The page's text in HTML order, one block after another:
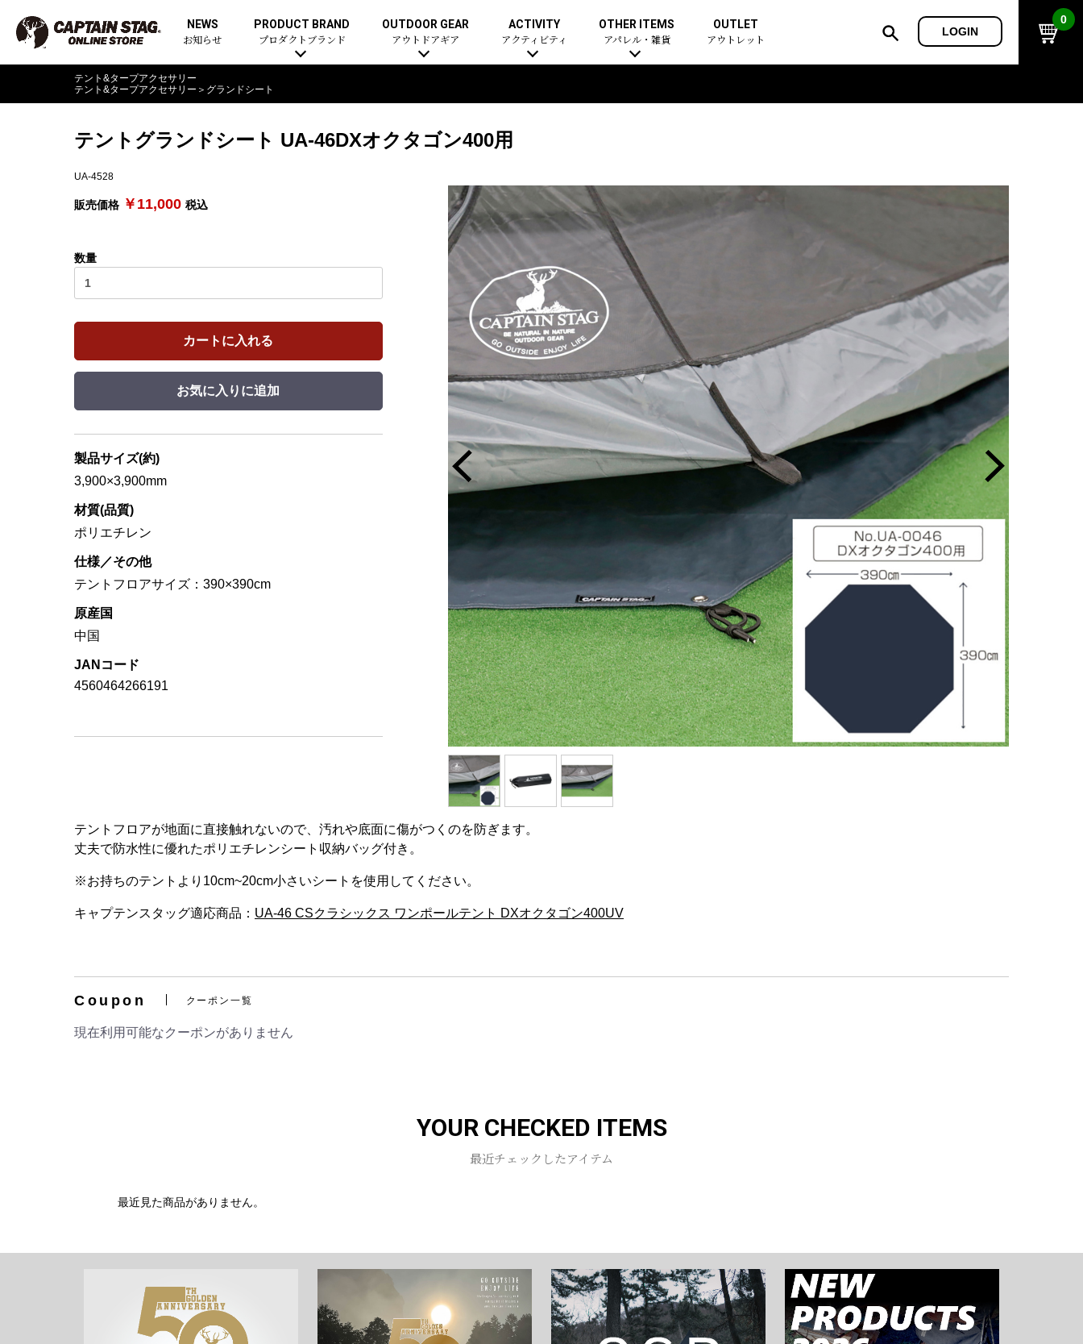
NEWS
お知らせ
PRODUCT BRAND
プロダクトブランド
OUTDOOR GEAR
アウトドアギア
ACTIVITY
アクティビティ
OTHER ITEMS
アパレル・雑貨
OUTLET
アウトレット
LOGIN
0
テント&タープアクセサリー
テント&タープアクセサリー ＞ グランドシート
テントグランドシート UA-46DXオクタゴン400用
UA-4528
販売価格 ￥11,000 税込
数量
カートに入れる
お買い物を続ける カートへ進む
お気に入りに追加
製品サイズ(約)
3,900×3,900mm
材質(品質)
ポリエチレン
仕様／その他
テントフロアサイズ：390×390cm
原産国
中国
JANコード
4560464266191
テントフロアが地面に直接触れないので、汚れや底面に傷がつくのを防ぎます。
丈夫で防水性に優れたポリエチレンシート収納バッグ付き。
※お持ちのテントより10cm~20cm小さいシートを使用してください。
キャプテンスタッグ適応商品： UA-46 CSクラシックス ワンポールテント DXオクタゴン400UV
Coupon クーポン一覧
現在利用可能なクーポンがありません
YOUR CHECKED ITEMS
最近チェックしたアイテム
最近見た商品がありません。